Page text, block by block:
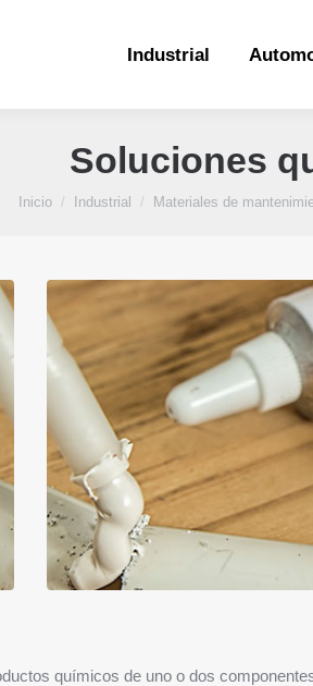
Industrial
Soluciones
Estás aquí:
Inicio Industrial Materiales de
químicos de uno o dos
Industrial